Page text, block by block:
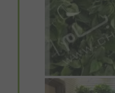
مقالات
تماس با دفتر مرکزی
درباره ما